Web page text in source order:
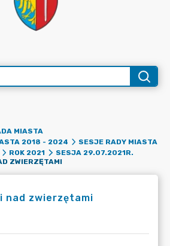
MIASTA
2018 - 2024
SESJE RADY MIASTA
ROK 2021
SESJA 29.07.2021R.
ZWIERZĘTAMI
nad zwierzętami